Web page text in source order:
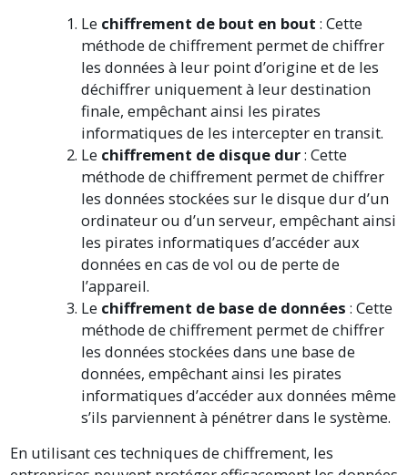
Le chiffrement de bout en bout : Cette
méthode de chiffrement permet de chiffrer
les données à leur point d’origine et de les
déchiffrer uniquement à leur destination
finale, empêchant ainsi les pirates
informatiques de les intercepter en transit.
Le chiffrement de disque dur: Cette
méthode de chiffrement permet de chiffrer
les données stockées sur le disque dur d’un
ordinateur ou d’un serveur, empêchant ainsi
les pirates informatiques d’accéder aux
données en cas de vol ou de perte de
l’appareil.
Le chiffrement de base de données : Cette
méthode de chiffrement permet de chiffrer
les données stockées dans une base de
données, empêchant ainsi les pirates
informatiques d’accéder aux données même
s’ils parviennent à pénétrer dans le système.
En utilisant ces techniques de chiffrement, les